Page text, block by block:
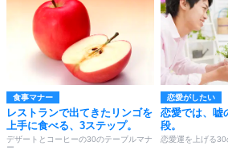
食事マナー
レストランで出てきたリンゴを
上手に食べる、3ステップ。
デザートとコーヒーの30のテーブルマナ
ー
恋愛がしたい
恋愛では、嘘
段。
恋愛運を上げる30